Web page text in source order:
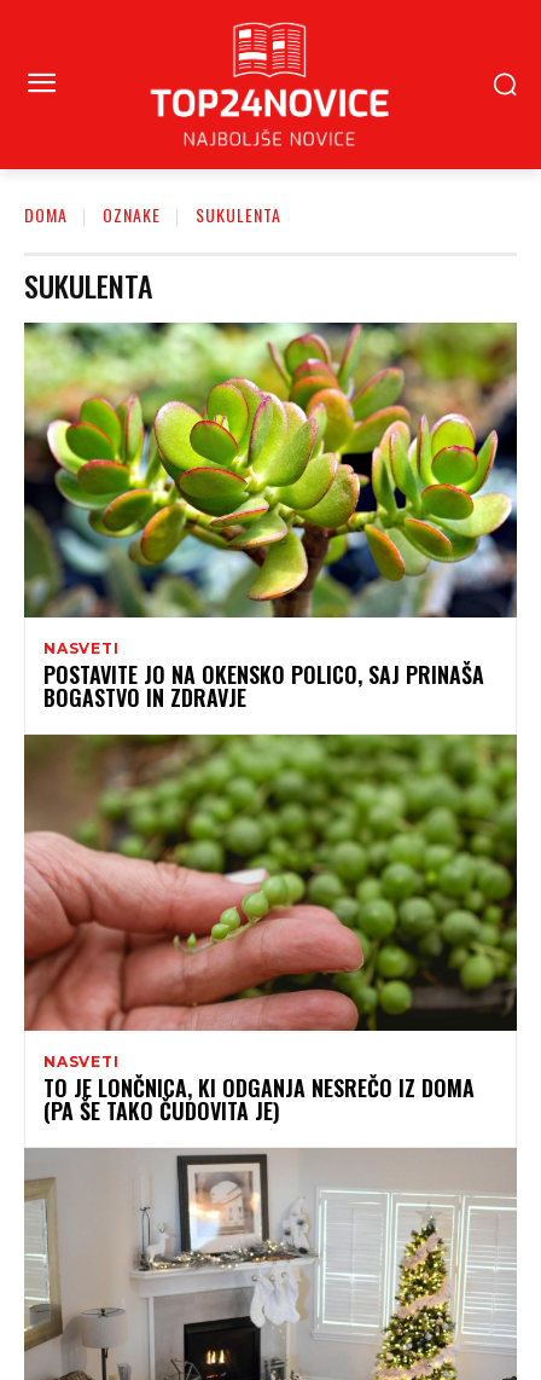
DOMA OZNAKE SUKULENTA
SUKULENTA
NASVETI
POSTAVITE JO NA OKENSKO POLICO, SAJ PRINAŠA
BOGASTVO IN ZDRAVJE
NASVETI
TO JE LONČNICA, KI ODGANJA NESREČO IZ DOMA
(PA ŠE TAKO ČUDOVITA JE)